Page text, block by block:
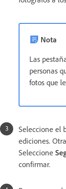
Nota
Las
personas
fotos que
Seleccione el
ediciones.
Seleccione
confirmar.